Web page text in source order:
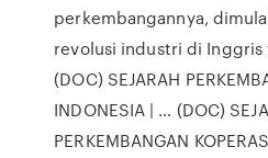
perkembangannya,
revolusi industri di Inggris
(DOC) SEJARAH
INDONESIA | … (DOC)
PERKEMBANGAN